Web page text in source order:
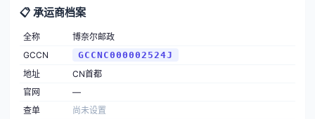
📋 承运商档案
全称
博奈尔邮政
GCCN
GCCNC000002524J
地址
CN首都
官网
—
查单
尚未设置